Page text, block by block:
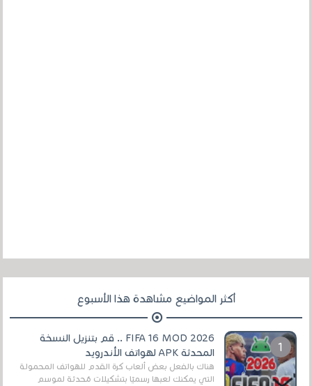
أكثر المواضيع مشاهدة هذا الأسبوع
FIFA 16 MOD 2026 .. قم بتنزيل النسخة
المحدثة APK لهواتف الأندرويد
هناك بالفعل بعض ألعاب كرة القدم للهواتف المحمولة
التي يمكنك لعبها رسميًا بتشكيلات مُحدثة لموسم